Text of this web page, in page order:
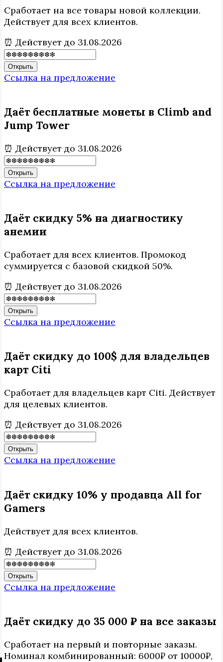
Сработает на все товары новой коллекции.
Действует для всех клиентов.
⏰ Действует до 31.08.2026
Открыть
Ссылка на предложение
Даёт бесплатные монеты в Climb and
Jump Tower
⏰ Действует до 31.08.2026
Открыть
Ссылка на предложение
Даёт скидку 5% на диагностику
анемии
Сработает для всех клиентов. Промокод
суммируется с базовой скидкой 50%.
⏰ Действует до 31.08.2026
Открыть
Ссылка на предложение
Даёт скидку до 100$ для владельцев
карт Citi
Сработает для владельцев карт Citi. Действует
для целевых клиентов.
⏰ Действует до 31.08.2026
Открыть
Ссылка на предложение
Даёт скидку 10% у продавца All for
Gamers
Действует для всех клиентов.
⏰ Действует до 31.08.2026
Открыть
Ссылка на предложение
Даёт скидку до 35 000 ₽ на все заказы
Сработает на первый и повторные заказы.
Номинал комбинированный: 6000₽ от 10000₽,